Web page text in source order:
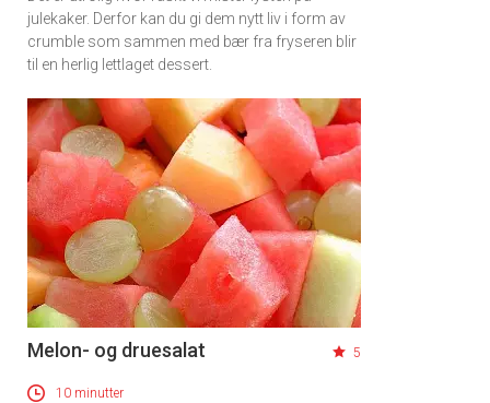
julekaker. Derfor kan du gi dem nytt liv i form av
crumble som sammen med bær fra fryseren blir
til en herlig lettlaget dessert.
Melon- og druesalat 5
10 minutter